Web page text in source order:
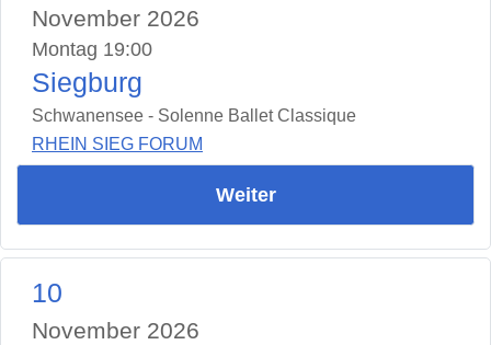
November 2026
Montag 19:00
Siegburg
Schwanensee - Solenne Ballet Classique
RHEIN SIEG FORUM
Weiter
10
November 2026